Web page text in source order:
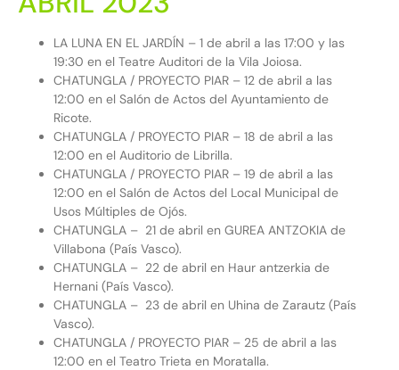
LA LUNA EN EL JARDÍN – 1 de abril a las 17:00 y las
19:30 en el Teatre Auditori de la Vila Joiosa.
CHATUNGLA / PROYECTO PIAR – 12 de abril a las
12:00 en el Salón de Actos del Ayuntamiento de
Ricote.
CHATUNGLA / PROYECTO PIAR – 18 de abril a las
12:00 en el Auditorio de Librilla.
CHATUNGLA / PROYECTO PIAR – 19 de abril a las
12:00 en el Salón de Actos del Local Municipal de
Usos Múltiples de Ojós.
CHATUNGLA – 21 de abril en GUREA ANTZOKIA de
Villabona (País Vasco).
CHATUNGLA – 22 de abril en Haur antzerkia de
Hernani (País Vasco).
CHATUNGLA – 23 de abril en Uhina de Zarautz (País
Vasco).
CHATUNGLA / PROYECTO PIAR – 25 de abril a las
12:00 en el Teatro Trieta en Moratalla.